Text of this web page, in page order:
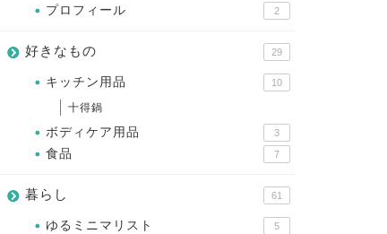
プロフィール 2
好きなもの 29
キッチン用品 10
十得鍋
ボディケア用品 3
食品 7
暮らし 61
ゆるミニマリスト 5